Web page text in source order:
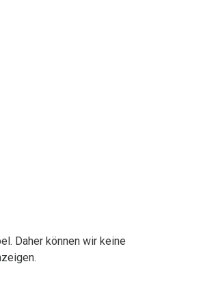
Daher können wir keine